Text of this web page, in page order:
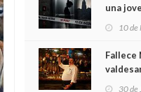
una
minutos
10 de
Fallece
30 de